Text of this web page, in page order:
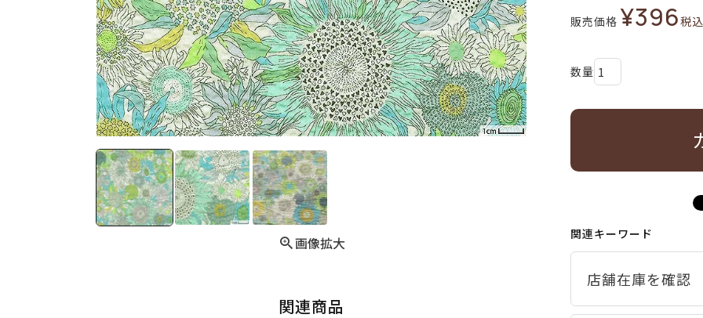
画像拡大
関連商品
販売価格 ¥396税込
関連キーワード